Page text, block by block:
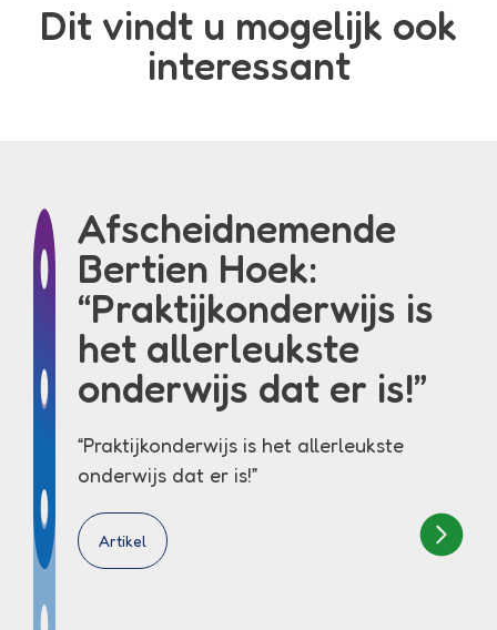
Dit vindt u mogelijk ook
interessant
Afscheidnemende
Bertien Hoek:
“Praktijkonderwijs is
het allerleukste
onderwijs dat er is!”
“Praktijkonderwijs is het allerleukste
onderwijs dat er is!”
Artikel